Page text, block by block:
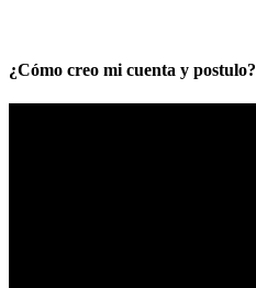
¿Cómo creo mi cuenta y postulo?